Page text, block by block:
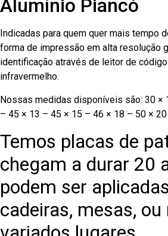
Alumínio Piancó
Indicadas para quem quer mais tempo
forma de impressão em alta resolução
identificação através de leitor de
infravermelho.
Nossas medidas disponíveis são: 30 ×
– 45 × 13 – 45 × 15 – 46 × 18 – 50 ×
Temos placas de
chegam a durar 20
podem ser
cadeiras, mesas, ou